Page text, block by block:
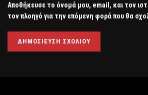
Αποθήκευσε το όνομά μου, email, και τον
τον πλοηγό για την επόμενη φορά που θα